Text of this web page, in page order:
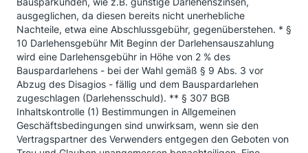
ausgeglichen, da diesen bereits nicht unerhebliche
Nachteile, etwa eine Abschlussgebühr, gegenüberstehen. * §
10 Darlehensgebühr Mit Beginn der Darlehensauszahlung
wird eine Darlehensgebühr in Höhe von 2 % des
Bauspardarlehens - bei der Wahl gemäß § 9 Abs. 3 vor
Abzug des Disagios - fällig und dem Bauspardarlehen
zugeschlagen (Darlehensschuld). ** § 307 BGB
Inhaltskontrolle (1) Bestimmungen in Allgemeinen
Geschäftsbedingungen sind unwirksam, wenn sie den
Vertragspartner des Verwenders entgegen den Geboten von